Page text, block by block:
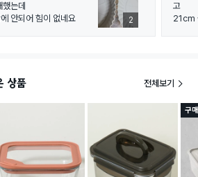
는데
안되어 힘이 없네요
2
고
21cm
상품 전체보기
구